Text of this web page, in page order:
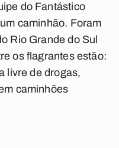
do Fantástico
caminhão. Foram
Rio Grande do Sul
os flagrantes estão:
livre de drogas,
caminhões